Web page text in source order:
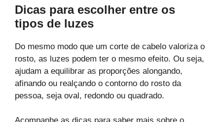
Dicas para escolher entre os
tipos de luzes
Do mesmo modo que um corte de cabelo valoriza o
rosto, as luzes podem ter o mesmo efeito. Ou seja,
ajudam a equilibrar as proporções alongando,
afinando ou realçando o contorno do rosto da
pessoa, seja oval, redondo ou quadrado.